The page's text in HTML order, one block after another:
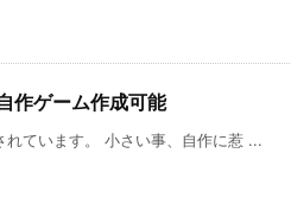
作ゲーム作成可能
ています。 小さい事、自作に惹 ...